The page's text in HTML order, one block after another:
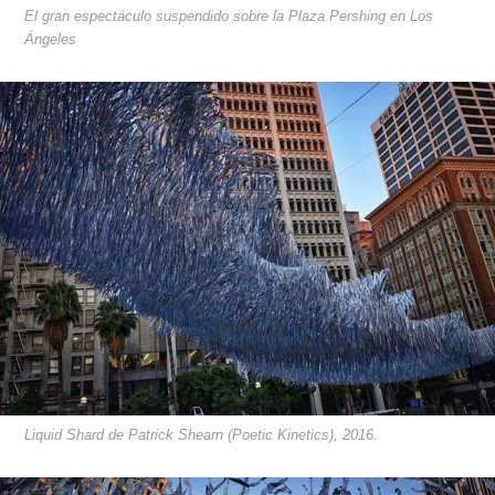
El gran espectáculo suspendido sobre la Plaza Pershing en Los
Ángeles
Liquid Shard de Patrick Shearn (Poetic Kinetics), 2016.